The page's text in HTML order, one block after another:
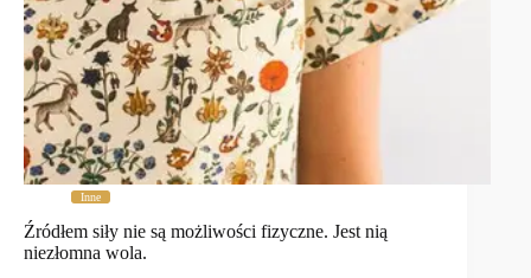
Inne
Źródłem siły nie są możliwości fizyczne. Jest nią
niezłomna wola.